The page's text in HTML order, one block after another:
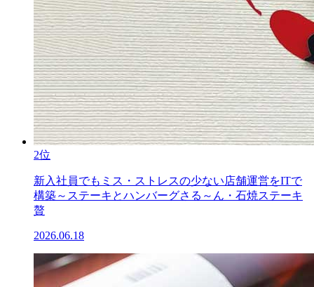
2位
新入社員でもミス・ストレスの少ない店舗運営をITで
構築～ステーキとハンバーグさる～ん・石焼ステーキ
贅
2026.06.18